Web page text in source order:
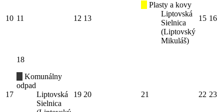
10 11 12 13
Plasty a kovy
Liptovská
Sielnica
(Liptovský
Mikuláš)
15 16
17
18
Komunálny
odpad
Liptovská
Sielnica
19 20 21 22 23